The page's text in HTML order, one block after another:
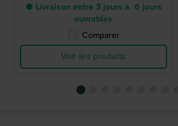
● Livraison entre 3 jours à 6 jours
ouvrables
Comparer
Voir les produits